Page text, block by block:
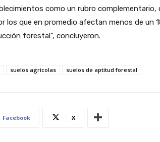
como un rubro complementario,
los que en promedio afectan menos de un
forestal”, concluyeron.
suelos agrícolas suelos de aptitud forestal
Facebook X